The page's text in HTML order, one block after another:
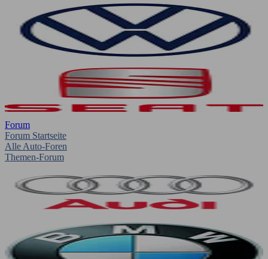
Forum
Forum Startseite
Alle Auto-Foren
Themen-Forum